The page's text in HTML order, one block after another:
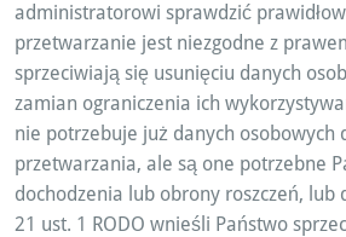
administratorowi sprawdzić
przetwarzanie jest niezgodne z
sprzeciwiają się usunięciu danych
zamian ograniczenia ich
nie potrzebuje już danych osobowych
przetwarzania, ale są one potrzebne
dochodzenia lub obrony roszczeń, lub
21 ust. 1 RODO wnieśli Państwo